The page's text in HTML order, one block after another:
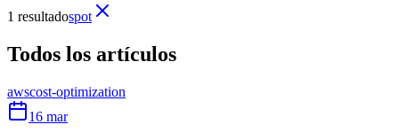
1 resultadospot
Todos los artículos
awscost-optimization
16 mar